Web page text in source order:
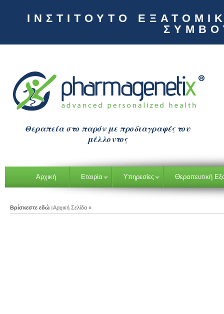
ΙΝΣΤΙΤΟΥΤΟ
Θεραπεία στο παρόν με προδιαγραφές του
μέλλοντος
Αρχική Εταιρία Υπηρεσίες Θεραπευτική
Βρίσκεστε εδώ :Αρχική Σελίδα »